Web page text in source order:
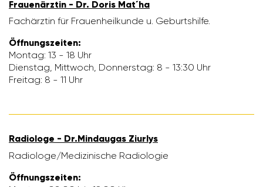
Frau­en­ärztin - Dr. Doris Mat´ha
Fach­ärztin für Frau­en­heil­kunde u. Geburts­hilfe.
Öffnungs­zeiten:
Montag: 13 - 18 Uhr
Dienstag, Mitt­woch, Donnerstag: 8 - 13:30 Uhr
Freitag: 8 - 11 Uhr
Radio­loge - Dr.Mindaugas Ziurlys
Radio­loge/​Medi­zi­ni­sche Radio­logie
Öffnungs­zeiten: